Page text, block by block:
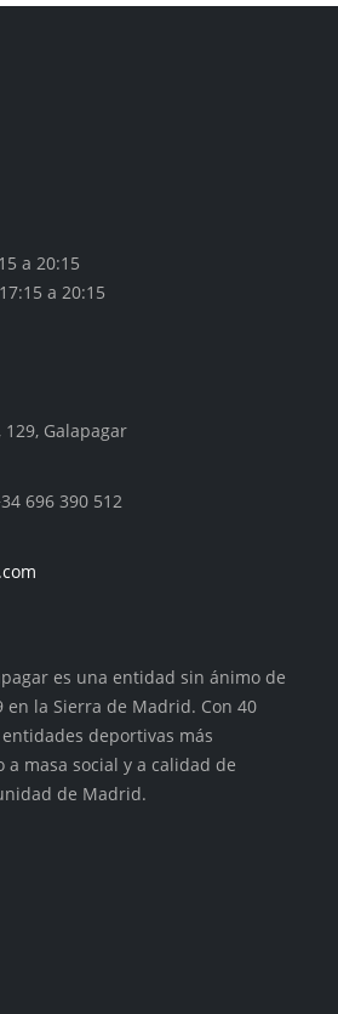
a 20:15
a 20:15
Galapagar
696 390 512
es una entidad sin ánimo de
la Sierra de Madrid. Con 40
deportivas más
masa social y a calidad de
de Madrid.